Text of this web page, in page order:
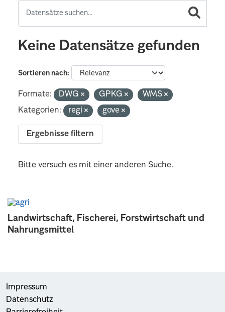
Landwirtschaft, Fischerei, Forstwirtschaft und
Nahrungsmittel
Keine Datensätze gefunden
Sortieren nach
Formate: DWG GPKG
WMS
Kategorien:
regi gove
Ergebnisse filtern
Bitte versuch es mit einer anderen Suche.
Impressum
Datenschutz